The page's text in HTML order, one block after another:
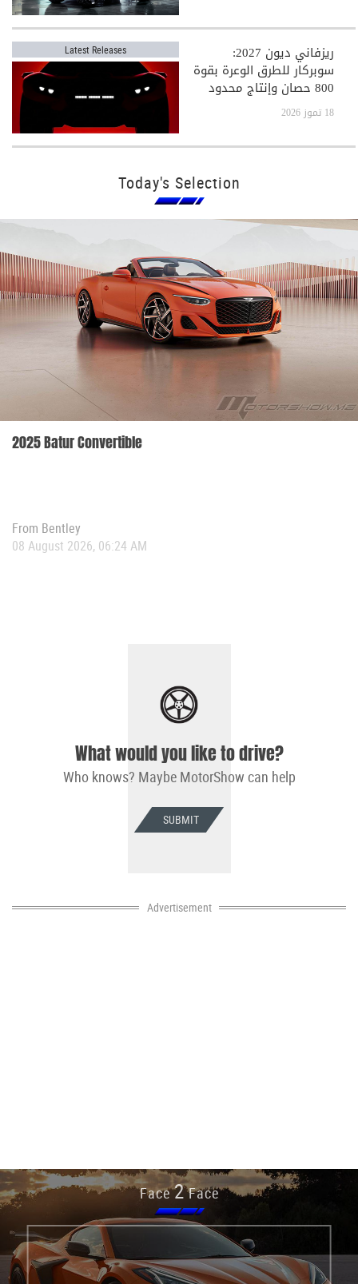
Latest Releases ريزفاني ديون 2027:
سوبركار للطرق الوعرة بقوة
800 حصان وإنتاج محدود
جدًا
18 تموز 2026
Today's Selection
2025 Batur Convertible
From Bentley
08 August 2026, 06:24 AM
What would you like to drive?
Who knows? Maybe MotorShow can help
SUBMIT
Advertisement
Face2Face